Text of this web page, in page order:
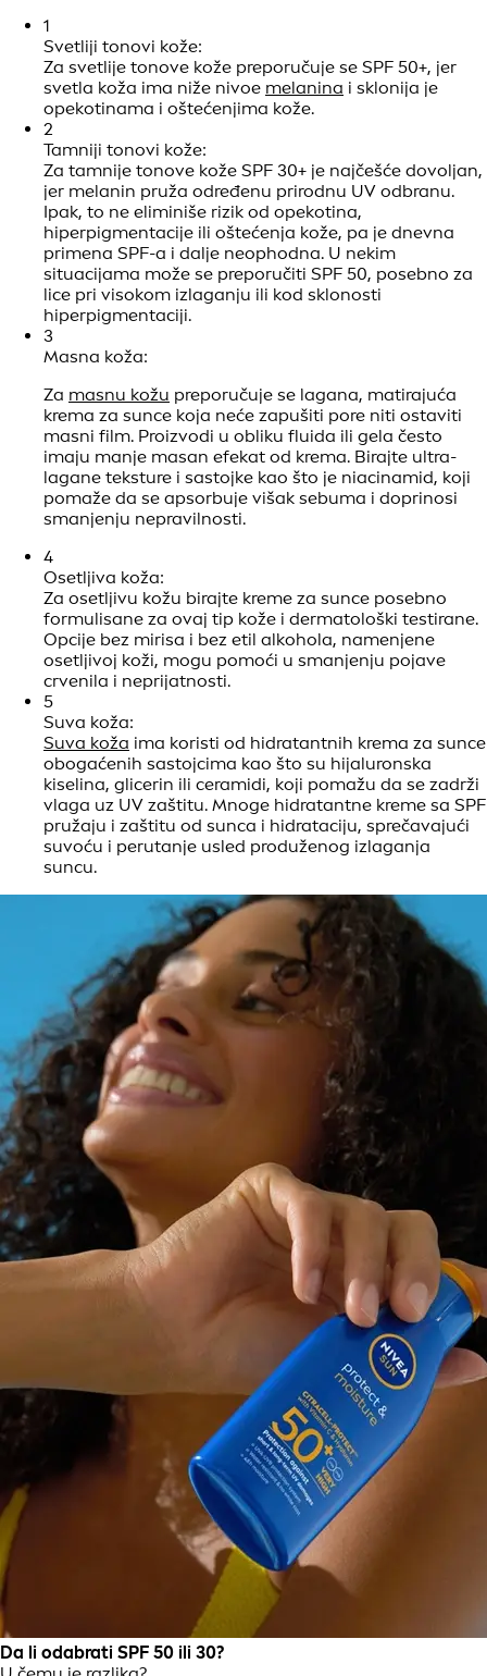
1
Svetliji tonovi kože:
Za svetlije tonove kože preporučuje se SPF 50+, jer
svetla koža ima niže nivoe melanina i sklonija je
opekotinama i oštećenjima kože.
2
Tamniji tonovi kože:
Za tamnije tonove kože SPF 30+ je najčešće dovoljan,
jer melanin pruža određenu prirodnu UV odbranu.
Ipak, to ne eliminiše rizik od opekotina,
hiperpigmentacije ili oštećenja kože, pa je dnevna
primena SPF-a i dalje neophodna. U nekim
situacijama može se preporučiti SPF 50, posebno za
lice pri visokom izlaganju ili kod sklonosti
hiperpigmentaciji.
3
Masna koža:
Za masnu kožu preporučuje se lagana, matirajuća
krema za sunce koja neće zapušiti pore niti ostaviti
masni film. Proizvodi u obliku fluida ili gela često
imaju manje masan efekat od krema. Birajte ultra-
lagane teksture i sastojke kao što je niacinamid, koji
pomaže da se apsorbuje višak sebuma i doprinosi
smanjenju nepravilnosti.
4
Osetljiva koža:
Za osetljivu kožu birajte kreme za sunce posebno
formulisane za ovaj tip kože i dermatološki testirane.
Opcije bez mirisa i bez etil alkohola, namenjene
osetljivoj koži, mogu pomoći u smanjenju pojave
crvenila i neprijatnosti.
5
Suva koža:
Suva koža ima koristi od hidratantnih krema za sunce
obogaćenih sastojcima kao što su hijaluronska
kiselina, glicerin ili ceramidi, koji pomažu da se zadrži
vlaga uz UV zaštitu. Mnoge hidratantne kreme sa SPF
pružaju i zaštitu od sunca i hidrataciju, sprečavajući
suvoću i perutanje usled produženog izlaganja
suncu.
Da li odabrati SPF 50 ili 30?